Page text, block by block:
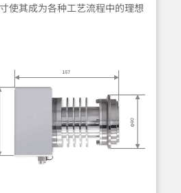
使其成为各种工艺流程中的理想